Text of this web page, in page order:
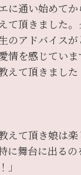
に通い始めて
て頂きました。
のアドバイスが
情を感じていま
えて頂きました
えて頂き娘は
に舞台に出るの